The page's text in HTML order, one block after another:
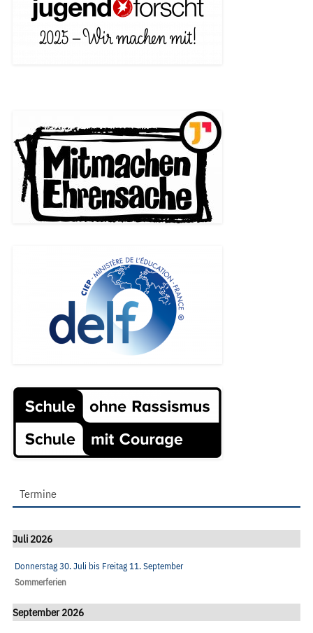
Termine
Juli 2026
Donnerstag 30. Juli bis Freitag 11. September
Sommerferien
September 2026